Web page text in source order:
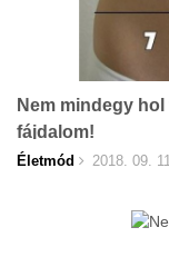
Nem mindegy
fájdalom!
Életmód 2018. 09.